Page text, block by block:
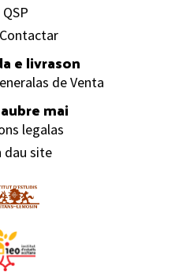
QSP
e livrason
de Venta
mai
legalas
dau site